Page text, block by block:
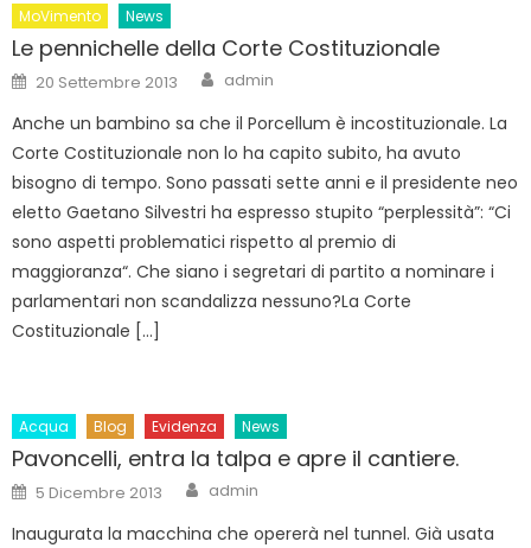
MoVimento News
Le pennichelle della Corte Costituzionale
Posted
on
20 Settembre 2013 Author
admin
Anche un bambino sa che il Porcellum è incostituzionale. La
Corte Costituzionale non lo ha capito subito, ha avuto
bisogno di tempo. Sono passati sette anni e il presidente neo
eletto Gaetano Silvestri ha espresso stupito “perplessità”: “Ci
sono aspetti problematici rispetto al premio di
maggioranza“. Che siano i segretari di partito a nominare i
parlamentari non scandalizza nessuno?La Corte
Costituzionale […]
Acqua Blog Evidenza News
Pavoncelli, entra la talpa e apre il cantiere.
Posted
on
5 Dicembre 2013 Author
admin
Inaugurata la macchina che opererà nel tunnel. Già usata